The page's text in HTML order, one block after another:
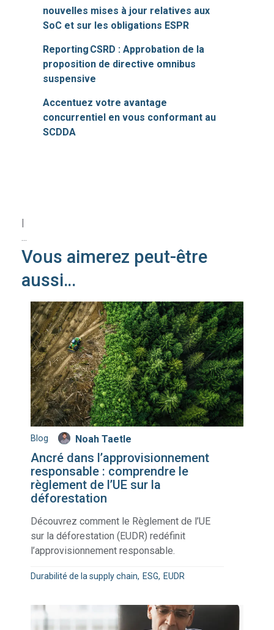
nouvelles mises à jour relatives aux
SoC et sur les obligations ESPR
Reporting CSRD : Approbation de la
proposition de directive omnibus
suspensive
Accentuez votre avantage
concurrentiel en vous conformant au
SCDDA
...
Vous aimerez peut-être
aussi…
Blog Noah Taetle
Ancré dans l’approvisionnement
responsable : comprendre le
règlement de l’UE sur la
déforestation
Découvrez comment le Règlement de l’UE
sur la déforestation (EUDR) redéfinit
l’approvisionnement responsable.
Durabilité de la supply chain ESG EUDR